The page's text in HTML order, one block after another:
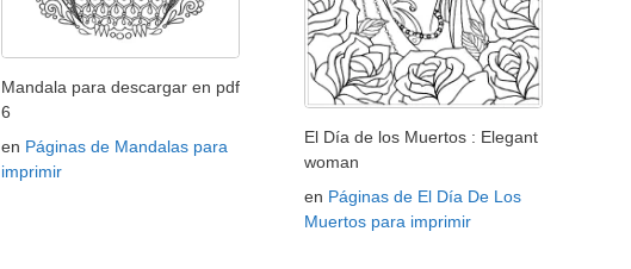
Mandala para descargar en pdf
6
en Páginas de Mandalas para
imprimir
El Día de los Muertos : Elegant
woman
en Páginas de El Día De Los
Muertos para imprimir